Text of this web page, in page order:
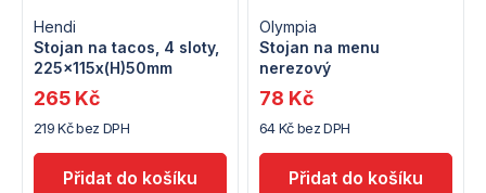
p
o
s
p
o
Stojan na tacos, 4 sloty,
225x115x(H)50mm
Hendi
219 Kč bez DPH
265 Kč
Stojan na menu
nerezový
Olympia
64 Kč bez DPH
78 Kč